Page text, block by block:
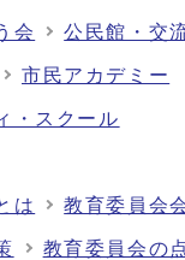
会 公民館・交
市民アカデミー
・スクール
は 教育委員会
教育委員会の